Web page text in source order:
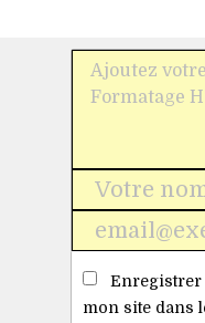
Nom
E-
mailEnregistrer
mon site dans